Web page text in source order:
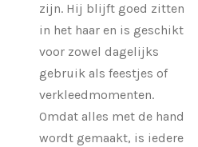
zijn. Hij blijft goed zitten
in het haar en is geschikt
voor zowel dagelijks
gebruik als feestjes of
verkleedmomenten.
Omdat alles met de hand
wordt gemaakt, is iedere